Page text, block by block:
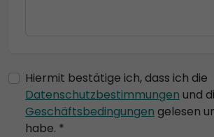
Hiermit bestätige ich, dass ich die
Datenschutzbestimmungen und
Geschäftsbedingungen gelesen
habe. *